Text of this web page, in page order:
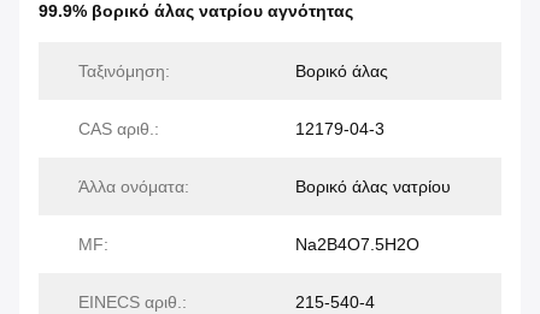
99.9% βορικό άλας νατρίου αγνότητας
Ταξινόμηση: Βορικό άλας
CAS αριθ.: 12179-04-3
Άλλα ονόματα: Βορικό άλας νατρίου
MF: Na2B4O7.5H2O
EINECS αριθ.: 215-540-4